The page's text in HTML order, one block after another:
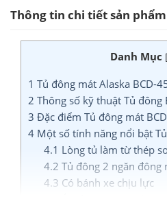
Thông tin chi tiết sản phẩm
Danh Mục
1 Tủ đông mát Alaska BCD-
2 Thông số kỹ thuật Tủ đông
3 Đặc điểm Tủ đông mát
4 Một số tính năng nổi bật
4.1 Lòng tủ làm từ thép
4.2 Tủ đông 2 ngăn đông
4.3 Có bánh xe chịu lực